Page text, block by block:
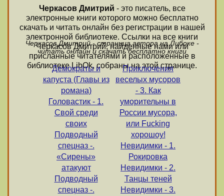
Черкасов Дмитрий - это писатель, все
электронные книги которого можно бесплатно
скачать и читать онлайн без регистрации в нашей
электронной библиотеке. Ссылки на все книги
Черкасов Дмитрий, найденные нами или
присланные читателями и расположенные в
библиотеке LibOk, собраны на этой странице.
Черкасов Дмитрий - страница автора на Либоке -
читать онлайн и скачать бесплатно книги
Демократы и
капуста (Главы из
романа)
Головастик - 1.
Свой среди
своих
Подводный
спецназ -.
«Сирены»
атакуют
Подводный
спецназ -.
Приключения
веселых мусоров
- 3. Как
уморительны в
России мусора,
или Fucking
хорошоу!
Невидимки - 1.
Рокировка
Невидимки - 2.
Танцы теней
Невидимки - 3.